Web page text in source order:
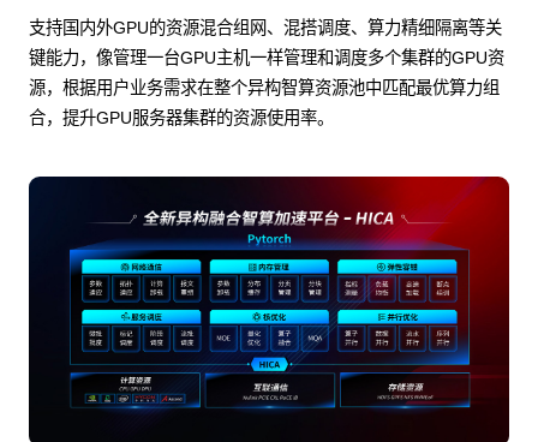
支持国内外GPU的资源混合组网、混搭调度、算力精细隔离等关
键能力，像管理一台GPU主机一样管理和调度多个集群的GPU资
源，根据用户业务需求在整个异构智算资源池中匹配最优算力组
合，提升GPU服务器集群的资源使用率。